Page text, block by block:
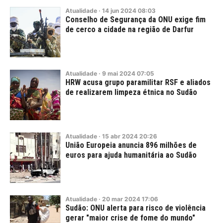
Atualidade · 14 jun 2024 08:03
Conselho de Segurança da ONU exige fim
de cerco a cidade na região de Darfur
Atualidade · 9 mai 2024 07:05
HRW acusa grupo paramilitar RSF e aliados
de realizarem limpeza étnica no Sudão
Atualidade · 15 abr 2024 20:26
União Europeia anuncia 896 milhões de
euros para ajuda humanitária ao Sudão
Atualidade · 20 mar 2024 17:06
Sudão: ONU alerta para risco de violência
gerar "maior crise de fome do mundo"